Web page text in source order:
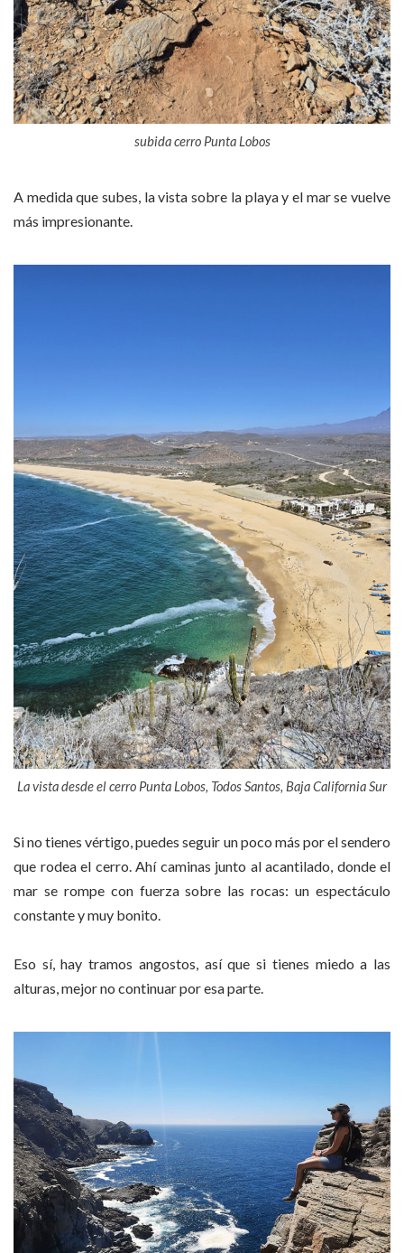
subida cerro Punta Lobos
A medida que subes, la vista sobre la playa y el mar se vuelve
más impresionante.
La vista desde el cerro Punta Lobos, Todos Santos, Baja California Sur
Si no tienes vértigo, puedes seguir un poco más por el sendero
que rodea el cerro. Ahí caminas junto al acantilado, donde el
mar se rompe con fuerza sobre las rocas: un espectáculo
constante y muy bonito.
Eso sí, hay tramos angostos, así que si tienes miedo a las
alturas, mejor no continuar por esa parte.